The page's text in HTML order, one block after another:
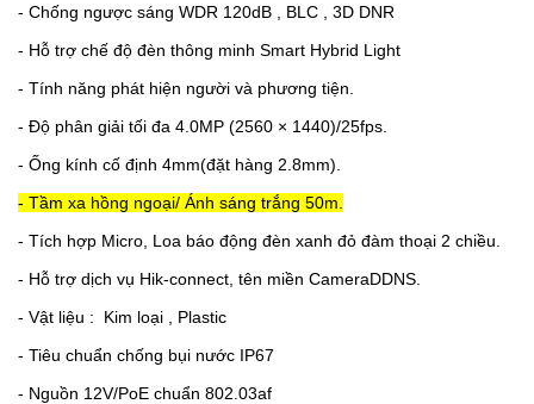
- Chống ngược sáng WDR 120dB , BLC , 3D DNR
- Hỗ trợ chế độ đèn thông minh Smart Hybrid Light
- Tính năng phát hiện người và phương tiện.
- Độ phân giải tối đa 4.0MP (2560 × 1440)/25fps.
- Ống kính cố định 4mm(đặt hàng 2.8mm).
- Tầm xa hồng ngoại/ Ánh sáng trắng 50m.
- Tích hợp Micro, Loa báo động đèn xanh đỏ đàm thoại 2 chiều.
- Hỗ trợ dịch vụ Hik-connect, tên miền CameraDDNS.
- Vật liệu :
Kim loại , Plastic
- Tiêu chuẩn chống bụi nước IP67
- Nguồn 12V/PoE chuẩn 802.03af